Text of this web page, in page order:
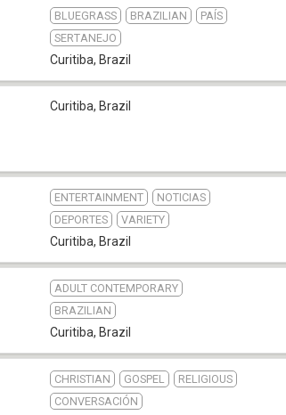
BLUEGRASS BRAZILIAN
PAÍS
SERTANEJO
Curitiba, Brazil
Curitiba, Brazil
ENTERTAINMENT
NOTICIAS
DEPORTES
VARIETY
Curitiba, Brazil
ADULT CONTEMPORARY
BRAZILIAN
Curitiba, Brazil
CHRISTIAN GOSPEL
RELIGIOUS
CONVERSACIÓN